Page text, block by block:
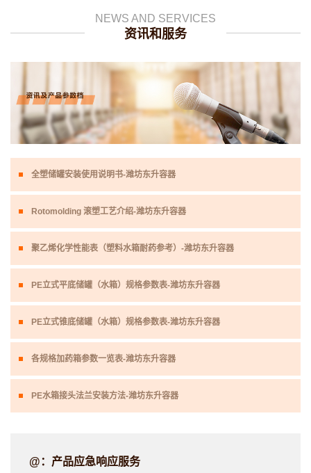
NEWS AND SERVICES
资讯和服务
全塑储罐安装使用说明书-潍坊东升容器
Rotomolding 滚塑工艺介绍-潍坊东升容器
聚乙烯化学性能表（塑料水箱耐药参考）-潍坊东升容器
PE立式平底储罐（水箱）规格参数表-潍坊东升容器
PE立式锥底储罐（水箱）规格参数表-潍坊东升容器
各规格加药箱参数一览表-潍坊东升容器
PE水箱接头法兰安装方法-潍坊东升容器
@：产品应急响应服务